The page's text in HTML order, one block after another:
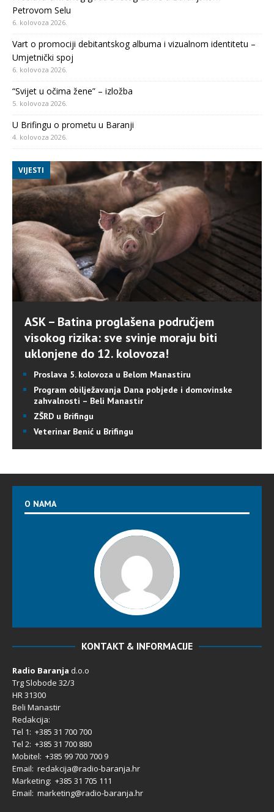
Petrovom Selu
6. kolovoza 2026.
Vart o promociji debitantskog albuma i vizualnom identitetu –
Umjetnički spoj
6. kolovoza 2026.
“Svijet u očima žene” – izložba
5. kolovoza 2026.
U Brifingu o prometu u Baranji
4. kolovoza 2026.
VIJESTI
ASK – Batina proglašena područjem
visokog rizika: sve svinje moraju biti
uklonjene do 12. kolovoza!
Proslava 5. kolovoza u Belom Manastiru
Program obilježavanja Dana pobjede i domovinske
zahvalnosti – Beli Manastir
ZŠRD u Brifingu
Veterinar Benić u Brifingu
O NAMA
KONTAKT & INFORMACIJE
Radio Baranja d.o.o
Trg Slobode 32/3
HR 31300
Beli Manastir
Redakcija:
Tel 1: +385 31 700 700
Tel 2: +385 31 700 880
Mobitel: +385 99 700 700 9
Email: redakcija@radio-baranja.hr
Marketing: +385 31 705 111
Email: marketing@radio-baranja.hr